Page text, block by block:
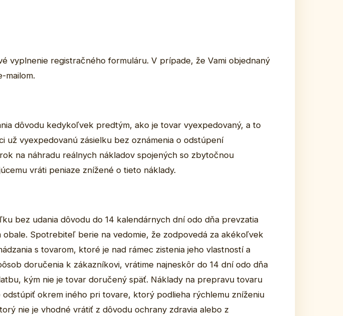
vyplnenie registračného formuláru. V prípade, že Vami objednaný
mailom.
dôvodu kedykoľvek predtým, ako je tovar vyexpedovaný, a to
už vyexpedovanú zásielku bez oznámenia o odstúpení
na náhradu reálnych nákladov spojených so zbytočnou
vráti peniaze znížené o tieto náklady.
bez udania dôvodu do 14 kalendárnych dní odo dňa prevzatia
Spotrebiteľ berie na vedomie, že zodpovedá za akékoľvek
s tovarom, ktoré je nad rámec zistenia jeho vlastností a
doručenia k zákazníkovi, vrátime najneskôr do 14 dní odo dňa
kým nie je tovar doručený späť. Náklady na prepravu tovaru
okrem iného pri tovare, ktorý podlieha rýchlemu zníženiu
nie je vhodné vrátiť z dôvodu ochrany zdravia alebo z